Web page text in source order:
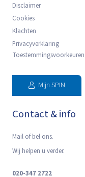
Disclaimer
Cookies
Klachten
Privacyverklaring
Toestemmingsvoorkeuren
Mijn SPIN
Contact & info
Mail of bel ons.
Wij helpen u verder.
020-347 2722